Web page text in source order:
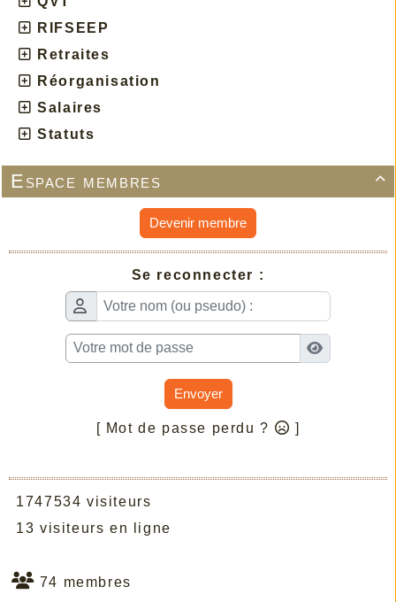
RIFSEEP
Retraites
Réorganisation
Salaires
Statuts

Espace membres
Devenir membre
Se reconnecter :
Envoyer
[ Mot de passe perdu ? ]
1747534 visiteurs
13 visiteurs en ligne
74 membres